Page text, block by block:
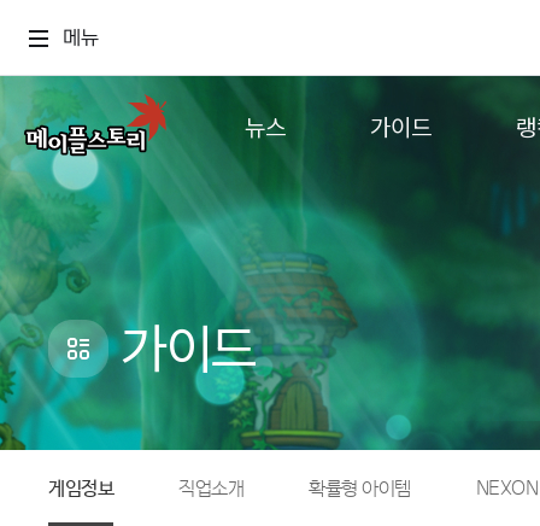
메뉴
뉴스
업데이트
이벤트
캐시샵 공지
메이플 알림판
with maple
가이드
게임정보
직업소개
NEXON NOW
월
가이드
게임정보 직업소개 확률형 아이템